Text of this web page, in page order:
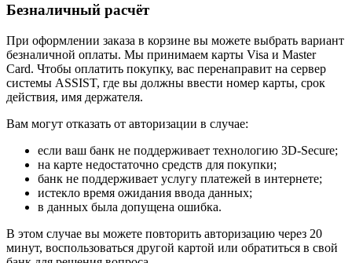
Безналичный расчёт
При оформлении заказа в корзине вы можете выбрать вариант
безналичной оплаты. Мы принимаем карты Visa и Master
Card. Чтобы оплатить покупку, вас перенаправит на сервер
системы ASSIST, где вы должны ввести номер карты, срок
действия, имя держателя.
Вам могут отказать от авторизации в случае:
если ваш банк не поддерживает технологию 3D-Secure;
на карте недостаточно средств для покупки;
банк не поддерживает услугу платежей в интернете;
истекло время ожидания ввода данных;
в данных была допущена ошибка.
В этом случае вы можете повторить авторизацию через 20
минут, воспользоваться другой картой или обратиться в свой